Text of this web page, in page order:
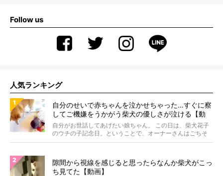
Follow us
人気ランキング
自分のせいで赤ちゃんを泣かせちゃった…すぐに察
してご機嫌をうかがう柴犬の優しさが泣ける【動
画】
自分がお世話してあげたい娘ちゃん。 この日は、柴犬花子
のウチの子記念日。ということで、オーナーさんはごちそ
うを...
隙間から視線を感じると思ったらなんか柴犬がこっ
ち見てた【動画】